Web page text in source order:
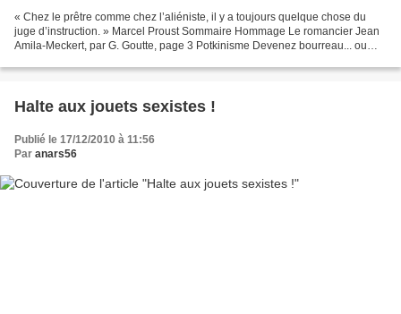
« Chez le prêtre comme chez l’aliéniste, il y a toujours quelque chose du
juge d’instruction. » Marcel Proust Sommaire Hommage Le romancier Jean
Amila-Meckert, par G. Goutte, page 3 Potkinisme Devenez bourreau... ou
Halte aux jouets sexistes !
Publié le 17/12/2010 à 11:56
Par anars56